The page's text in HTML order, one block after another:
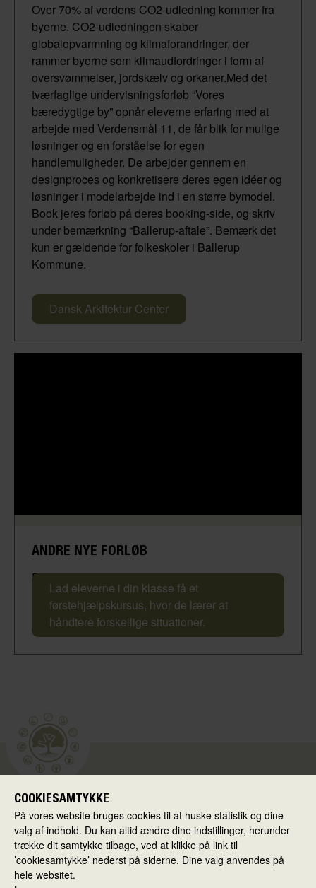
Over 70% af verdens CO2-udledning kommer fra
byerne. CO2-udledningen skaber
globalopvarmning og klimaforandringer, der
rammer byerne som klimaudfordringer i form af
oversvømmelser, jordskælv og orkaner.Med det
tværfaglige undervisningsforløb “Vores
bæredygtige by” opnår eleverne erfaring med at
arbejde med Verdensmål 11, de får blik for mulige
løsninger og en forståelse for egen
handlemuligheder. De arbejder gennem en
designproces og konkretisere deres egen idéer og
løsninger i modelarbejde ind i en større bymodel.
Book jeres forløb på deres booking-side, og skriv
under bemærkning “Ballerup-aftale”. Bemærk det
kun er gældende for folkeskoler i Ballerup
Kommune.
Dansk Arkitektur Center
ANDRE NYE FORLØB
Førstehjælpskursus
Lad eleverne i din klasse få et
førstehjælpskursus, hvor de lærer at
håndtere forskellige situationer.
Skolen i Virkeligheden
Ballerup Kommune
Hold-an Vej 7
2750 Ballerup
COOKIESAMTYKKE
På vores website bruges cookies til at huske statistik og dine
valg af indhold. Du kan altid ændre dine indstillinger, herunder
trække dit samtykke tilbage, ved at klikke på link til
’cookiesamtykke’ nederst på siderne. Dine valg anvendes på
hele websitet.